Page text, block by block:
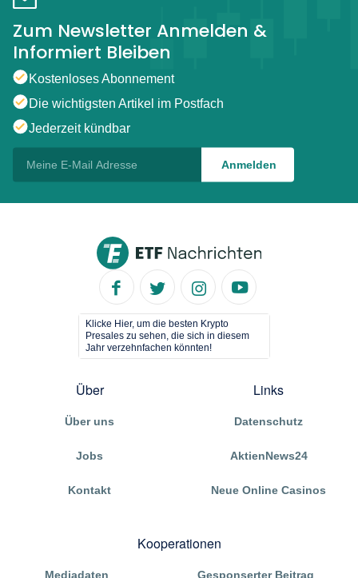
Zum Newsletter Anmelden &
Informiert Bleiben
Kostenloses Abonnement
Die wichtigsten Artikel im Postfach
Jederzeit kündbar
Klicke Hier, um die besten Krypto
Presales zu sehen, die sich in diesem
Jahr verzehnfachen könnten!
Über
Über uns
Jobs
Kontakt
Links
Datenschutz
AktienNews24
Neue Online Casinos
Kooperationen
Mediadaten Gesponserter Beitrag